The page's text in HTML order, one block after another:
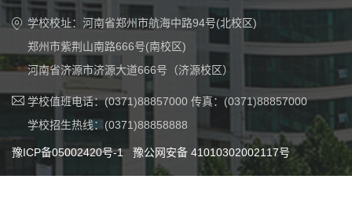
学校校址：河南省郑州市航海中路94号(北校区)
郑州市紫荆山南路666号(南校区)
河南省济源市济源大道666号（济源校区）
学校值班电话：(0371)88857000 传真：(0371)88857000
学校招生热线：(0371)88858888
豫ICP备05002420号-1 豫公网安备 41010302002117号